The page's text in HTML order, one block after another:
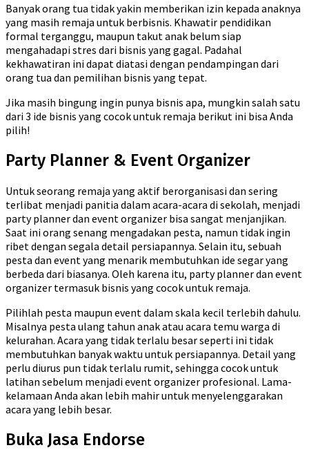
Banyak orang tua tidak yakin memberikan izin kepada anaknya
yang masih remaja untuk berbisnis. Khawatir pendidikan
formal terganggu, maupun takut anak belum siap
mengahadapi stres dari bisnis yang gagal. Padahal
kekhawatiran ini dapat diatasi dengan pendampingan dari
orang tua dan pemilihan bisnis yang tepat.
Jika masih bingung ingin punya bisnis apa, mungkin salah satu
dari 3 ide bisnis yang cocok untuk remaja berikut ini bisa Anda
pilih!
Party Planner & Event Organizer
Untuk seorang remaja yang aktif berorganisasi dan sering
terlibat menjadi panitia dalam acara-acara di sekolah, menjadi
party planner dan event organizer bisa sangat menjanjikan.
Saat ini orang senang mengadakan pesta, namun tidak ingin
ribet dengan segala detail persiapannya. Selain itu, sebuah
pesta dan event yang menarik membutuhkan ide segar yang
berbeda dari biasanya. Oleh karena itu, party planner dan event
organizer termasuk bisnis yang cocok untuk remaja.
Pilihlah pesta maupun event dalam skala kecil terlebih dahulu.
Misalnya pesta ulang tahun anak atau acara temu warga di
kelurahan. Acara yang tidak terlalu besar seperti ini tidak
membutuhkan banyak waktu untuk persiapannya. Detail yang
perlu diurus pun tidak terlalu rumit, sehingga cocok untuk
latihan sebelum menjadi event organizer profesional. Lama-
kelamaan Anda akan lebih mahir untuk menyelenggarakan
acara yang lebih besar.
Buka Jasa Endorse